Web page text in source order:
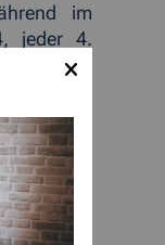
im
jeder 4.
beträgt
5.478
der
sich im
(+ 912
In den